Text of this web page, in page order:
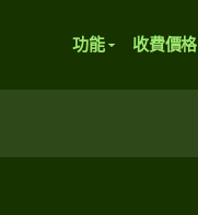
功能 收費價格